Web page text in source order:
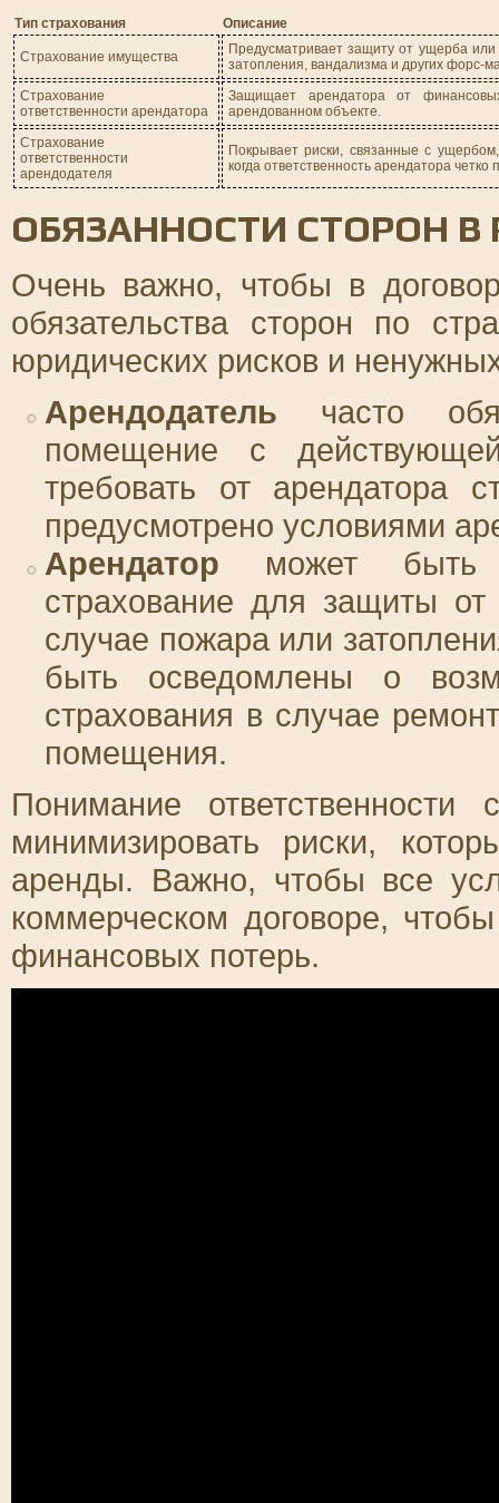
Тип страхования Описание
Страхование имущества
Предусматривает защиту от ущерба
затопления, вандализма и других форс-
Страхование
ответственности арендатора
Защищает арендатора от
арендованном объекте.
Страхование
ответственности
арендодателя
Покрывает риски, связанные с
когда ответственность арендатора четко
ОБЯЗАННОСТИ СТОРОН
Очень важно, чтобы в
обязательства сторон по
юридических рисков и
Арендодатель часто
помещение с
требовать от арендатора
предусмотрено условиями
Арендатор может быть
страхование для защиты
случае пожара или
быть осведомлены о
страхования в случае
помещения.
Понимание ответственности
минимизировать риски,
аренды. Важно, чтобы все
коммерческом договоре,
финансовых потерь.